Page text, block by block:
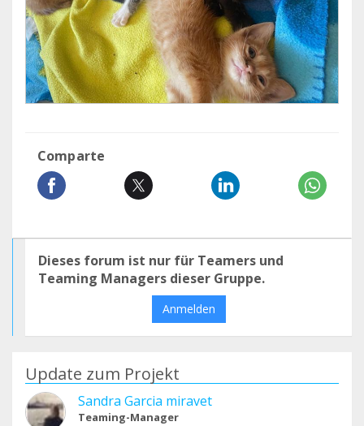
Comparte
Dieses forum ist nur für Teamers und
Teaming Managers dieser Gruppe.
Anmelden
Update zum Projekt
Sandra Garcia miravet
Teaming-Manager